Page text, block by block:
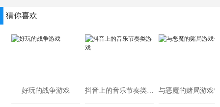
猜你喜欢
好玩的战争游戏 抖音上的音乐节奏类游戏 与恶魔的赌局游戏